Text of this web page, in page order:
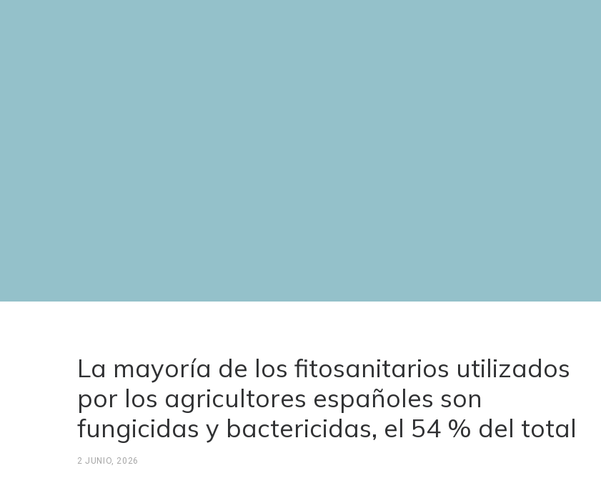
La mayoría de los fitosanitarios utilizados
por los agricultores españoles son
fungicidas y bactericidas, el 54 % del total
2 JUNIO, 2026